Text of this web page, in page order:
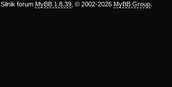
Silnik forum MyBB 1.8.39 , © 2002-2026 MyBB Group